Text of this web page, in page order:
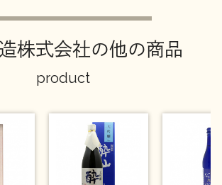
株式会社の他の商品
product